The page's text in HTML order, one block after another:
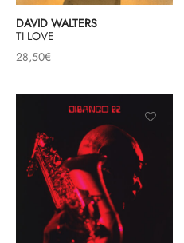
DAVID WALTERS
TI LOVE
28,50€